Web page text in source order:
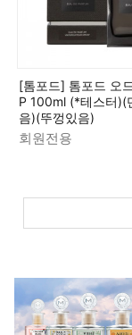
[톰포드] 톰포드 오
P 100ml (*테스터)(
음)(뚜껑있음)
회원전용